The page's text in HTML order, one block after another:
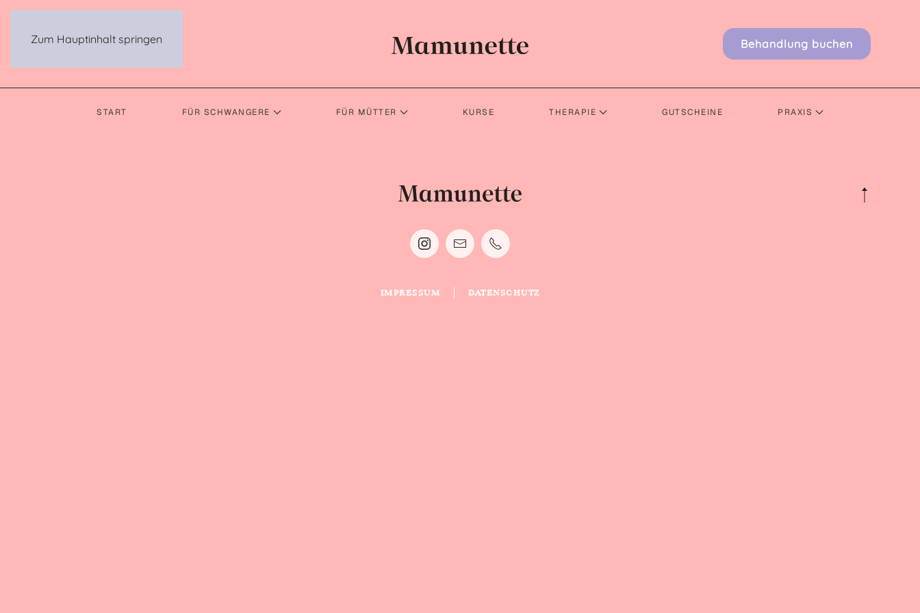
Zum Hauptinhalt springen Behandlung buchen
START FÜR SCHWANGERE FÜR MÜTTER KURSE THERAPIE GUTSCHEINE PRAXIS
IMPRESSUM DATENSCHUTZ